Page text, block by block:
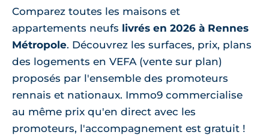
Comparez toutes les maisons et
appartements neufs livrés en 2026 à Rennes
Métropole. Découvrez les surfaces, prix, plans
des logements en VEFA (vente sur plan)
proposés par l'ensemble des promoteurs
rennais et nationaux. Immo9 commercialise
au même prix qu'en direct avec les
promoteurs, l'accompagnement est gratuit !